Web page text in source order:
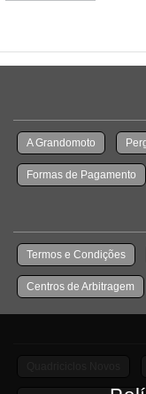
A Grandomoto
Formas de Pagamento
Termos e Condições
Centros de Arbitragem